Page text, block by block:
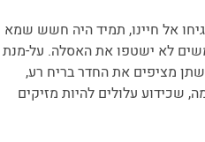
אל חיינו, תמיד היה חשש שמא
לא ישטפו את האסלה. על-מנת
מציפים את החדר בריח רע,
שכידוע עלולים להיות מזיקים